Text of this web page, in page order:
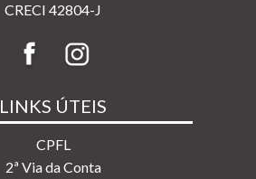
CRECI 42804-J
LINKS ÚTEIS
CPFL
2ª Via da Conta